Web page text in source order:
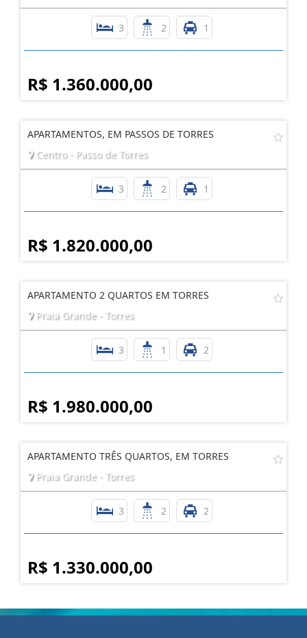
3 2 1
R$ 1.360.000,00
APARTAMENTOS, EM PASSOS DE TORRES
Centro - Passo de Torres
3 2 1
R$ 1.820.000,00
APARTAMENTO 2 QUARTOS EM TORRES
Praia Grande - Torres
3 1 2
R$ 1.980.000,00
APARTAMENTO TRÊS QUARTOS, EM TORRES
Praia Grande - Torres
3 2 2
R$ 1.330.000,00